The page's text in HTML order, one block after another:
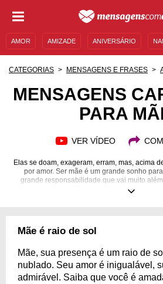
AMOR AMIZADE ANIVERSÁRIO
MENSAGENS E FRASES MENSAGENS DE
CATEGORIAS MENSAGENS E FRASES
MENSAGENS
PARA
VER VÍDEO
Elas se doam, exageram, erram, mas, acima
por amor. Ser mãe é um grande sonho
grande responsabilidade que vai muito
sabemos bem o quão exaustivo pode ser
carinhosas para mães e faça com que ela se
reconhecidos!
Mãe é raio de sol
Mãe, sua presença é um raio de
nublado. Seu amor é inigualável,
admirável. Saiba que você é